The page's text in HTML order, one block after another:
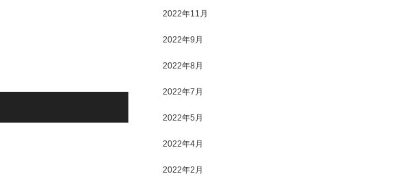
2022年11月
2022年9月
2022年8月
2022年7月
2022年5月
2022年4月
2022年2月